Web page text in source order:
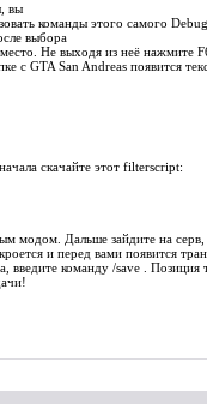
вы
команды этого самого
выбора
Не выходя из неё нажмите
с GTA San Andreas появится
скачайте этот filterscript:
модом. Дальше зайдите на
и перед вами появится
введите команду /save .